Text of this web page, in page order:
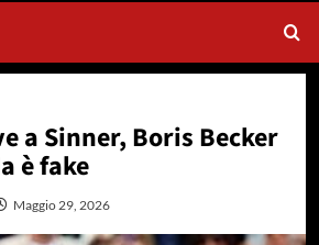
a Sinner, Boris Becker
è fake
Maggio 29, 2026